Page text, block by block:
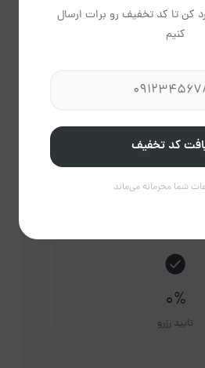
اقامتگاه فعال
0دقیقه
0%
تایید رزرو
کن تا کد تخفیف رو برات ارسال
کنیم
کد تخفیف
شما محرمانه می‌ماند